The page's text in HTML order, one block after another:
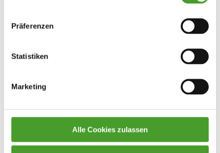
Präferenzen
Statistiken
Marketing
Alle Cookies zulassen